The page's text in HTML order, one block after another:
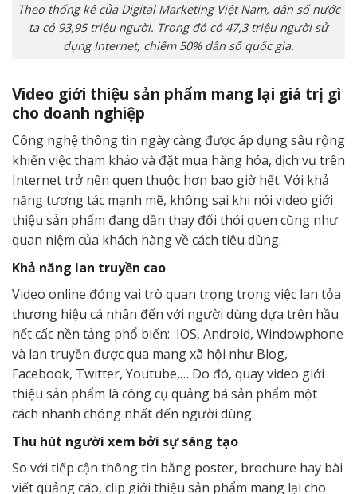
Theo thống kê của Digital Marketing Việt Nam, dân số nước
ta có 93,95 triệu người. Trong đó có 47,3 triệu người sử
dụng Internet, chiếm 50% dân số quốc gia.
Video giới thiệu sản phẩm mang lại giá trị gì
cho doanh nghiệp
Công nghệ thông tin ngày càng được áp dụng sâu rộng
khiến việc tham khảo và đặt mua hàng hóa, dịch vụ trên
Internet trở nên quen thuộc hơn bao giờ hết. Với khả
năng tương tác mạnh mẽ, không sai khi nói video giới
thiệu sản phẩm đang dần thay đổi thói quen cũng như
quan niệm của khách hàng về cách tiêu dùng.
Khả năng lan truyền cao
Video online đóng vai trò quan trọng trong việc lan tỏa
thương hiệu cá nhân đến với người dùng dựa trên hầu
hết cấc nền tảng phổ biến: IOS, Android, Windowphone
và lan truyền được qua mạng xã hội như Blog,
Facebook, Twitter, Youtube,… Do đó, quay video giới
thiệu sản phẩm là công cụ quảng bá sản phẩm một
cách nhanh chóng nhất đến người dùng.
Thu hút người xem bởi sự sáng tạo
So với tiếp cận thông tin bằng poster, brochure hay bài
viết quảng cáo, clip giới thiệu sản phẩm mang lại cho